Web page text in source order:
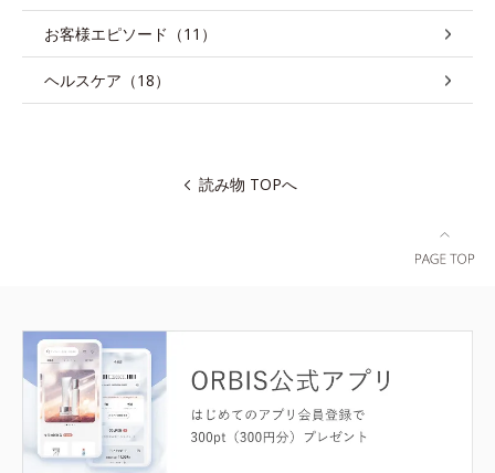
お客様エピソード（11）
ヘルスケア（18）
読み物 TOPへ